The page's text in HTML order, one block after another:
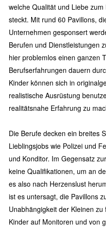
welche Qualität und Liebe
steckt. Mit rund 60 Pavillons,
Unternehmen gesponsert
Berufen und Dienstleistungen
hier problemlos einen ganzen
Berufserfahrungen dauern
Kinder können sich in
realistische Ausrüstung
realitätsnahe Erfahrung zu
Die Berufe decken ein breites
Lieblingsjobs wie Polizei und
und Konditor. Im Gegensatz
keine Qualifikationen, um an
es also nach Herzenslust
ist es untersagt, die Pavillons
Unabhängigkeit der Kleinen
Kinder auf Monitoren und von